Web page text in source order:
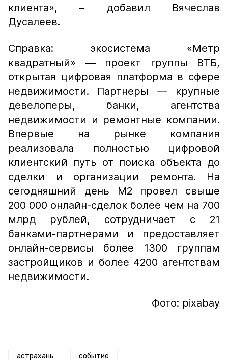
клиента», – добавил Вячеслав
Дусалеев.
Справка: экосистема «Метр
квадратный» — проект группы ВТБ,
открытая цифровая платформа в сфере
недвижимости. Партнеры — крупные
девелоперы, банки, агентства
недвижимости и ремонтные компании.
Впервые на рынке компания
реализовала полностью цифровой
клиентский путь от поиска объекта до
сделки и организации ремонта. На
сегодняшний день М2 провел свыше
200 000 онлайн-сделок более чем на 700
млрд рублей, сотрудничает с 21
банками-партнерами и предоставляет
онлайн-сервисы более 1300 группам
застройщиков и более 4200 агентствам
недвижимости.
Фото: pixabay
астрахань событие